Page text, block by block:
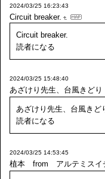
2024/03/25 16:23:43
Circuit breaker.
Circuit breaker.
読者になる
2024/03/25 15:48:40
あざけり先生、台風きどり
あざけり先生、台風きど
読者になる
2024/03/25 14:53:45
植本 from アルテミスイ